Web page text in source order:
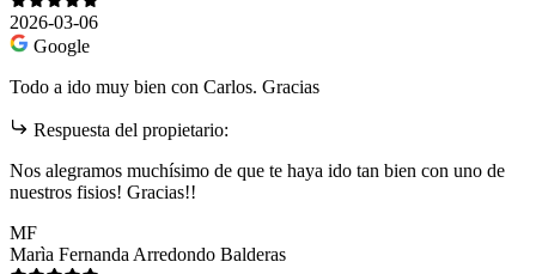
2026-03-06
Google
Todo a ido muy bien con Carlos. Gracias
Respuesta del propietario:
Nos alegramos muchísimo de que te haya ido tan bien con uno de
nuestros fisios! Gracias!!
MF
Marìa Fernanda Arredondo Balderas